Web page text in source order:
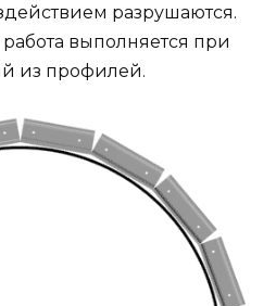
разрушаются.
выполняется при
из профилей.